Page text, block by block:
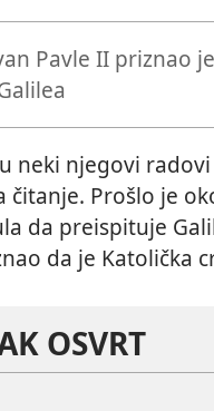
Pavle II priznao
neki njegovi
čitanje. Prošlo je
da preispituje
da je Katolička
OSVRT